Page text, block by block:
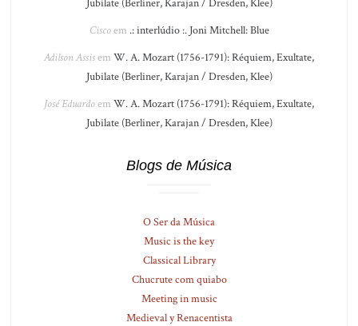
Jubilate (Berliner, Karajan / Dresden, Klee)
Ciscoem .: interlúdio :. Joni Mitchell: Blue
Adilson Assisem W. A. Mozart (1756-1791): Réquiem, Exultate,
Jubilate (Berliner, Karajan / Dresden, Klee)
José Eduardoem W. A. Mozart (1756-1791): Réquiem, Exultate,
Jubilate (Berliner, Karajan / Dresden, Klee)
Blogs de Música
O Ser da Música
Music is the key
Classical Library
Chucrute com quiabo
Meeting in music
Medieval y Renacentista